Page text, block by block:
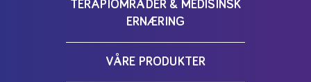
TERAPIOMRÅDER & MEDISINSK
ERNÆRING
VÅRE PRODUKTER